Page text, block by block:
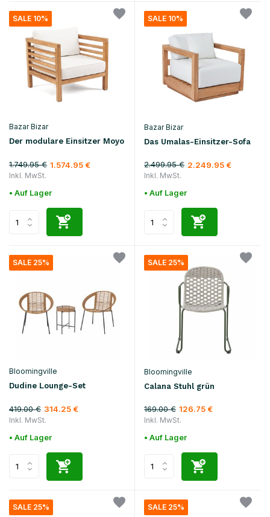
SALE 10%
Bazar Bizar
Der modulare Einsitzer Moyo
1.749.95 € 1.574.95 €
Inkl. MwSt.
• Auf Lager
SALE 10%
Bazar Bizar
Das Umalas-Einsitzer-Sofa
2.499.95 € 2.249.95 €
Inkl. MwSt.
• Auf Lager
SALE 25%
Bloomingville
Dudine Lounge-Set
419.00 € 314.25 €
Inkl. MwSt.
• Auf Lager
SALE 25%
Bloomingville
Calana Stuhl grün
169.00 € 126.75 €
Inkl. MwSt.
• Auf Lager
SALE 25% SALE 25%